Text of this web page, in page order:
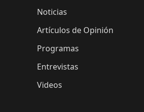
Noticias
Artículos de Opinión
Programas
Entrevistas
Videos